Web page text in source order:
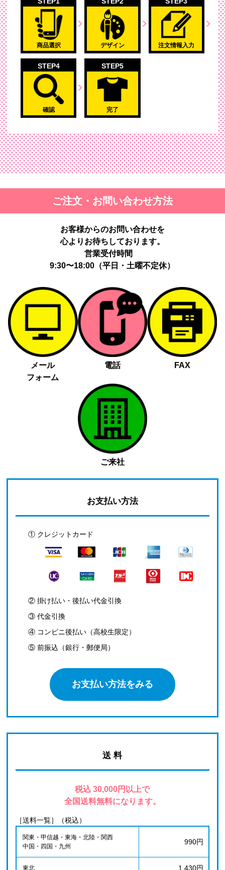
商品選択 デザイン 注文情報入力
STEP4
確認
STEP5
完了
ご注文・お問い合わせ方法
お客様からのお問い合わせを
心よりお待ちしております。
営業受付時間
9:30〜18:00（平日・土曜不定休）
メール
フォーム
電話 FAX
ご来社
お支払い方法
① クレジットカード
② 掛け払い・後払い代金引換
③ 代金引換
④ コンビニ後払い（高校生限定）
⑤ 前振込（銀行・郵便局）
お支払い方法をみる
送 料
税込 30,000円以上で
全国送料無料になります。
［送料一覧］（税込）
関東・甲信越・東海・北陸・関西
中国・四国・九州
990円
東北 1,430円